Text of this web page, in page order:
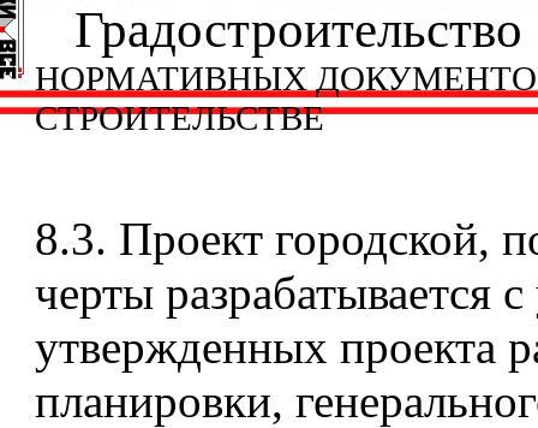
Градостроительство
НОРМАТИВНЫХ
СТРОИТЕЛЬСТВЕ
8.3. Проект городской,
черты разрабатывается
утвержденных проекта
планировки,